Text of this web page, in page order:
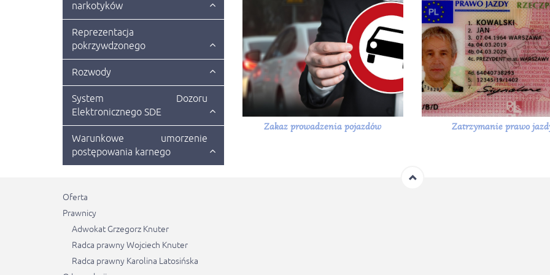
narkotyków
Reprezentacja
pokrzywdzonego
Rozwody
System Dozoru
Elektronicznego SDE
Warunkowe umorzenie
postępowania karnego
Zakaz prowadzenia pojazdów Zatrzymanie prawo
Oferta
Prawnicy
Adwokat Grzegorz Knuter
Radca prawny Wojciech Knuter
Radca prawny Karolina Latosińska